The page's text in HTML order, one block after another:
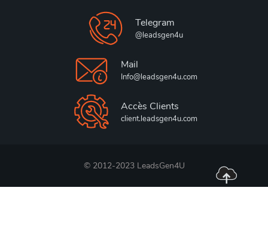
Telegram
@leadsgen4u
Mail
Info@leadsgen4u.com
Accès Clients
client.leadsgen4u.com
© 2012-2023 LeadsGen4U